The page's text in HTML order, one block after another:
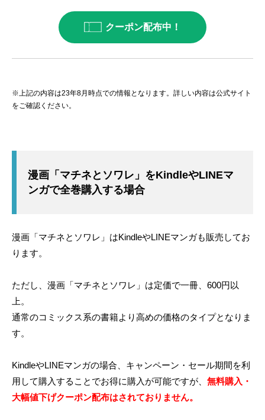
クーポン配布中！
※上記の内容は23年8月時点での情報となります。詳しい内容は公式サイト
をご確認ください。
漫画「マチネとソワレ」をKindleやLINEマ
ンガで全巻購入する場合
漫画「マチネとソワレ」はKindleやLINEマンガも販売してお
ります。
ただし、漫画「マチネとソワレ」は定価で一冊、600円以
上。
通常のコミックス系の書籍より高めの価格のタイプとなりま
す。
KindleやLINEマンガの場合、キャンペーン・セール期間を利
用して購入することでお得に購入が可能ですが、 無料購入・
大幅値下げクーポン配布はされておりません。